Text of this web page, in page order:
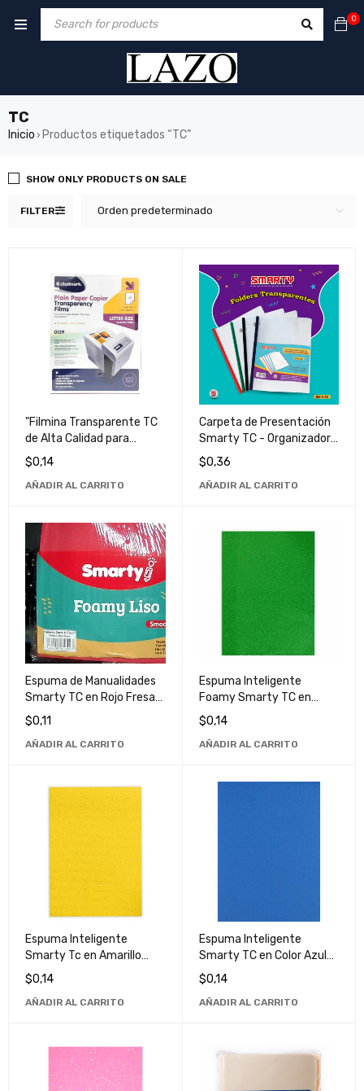
0
TC
Inicio › Productos etiquetados “TC”
FILTER Orden predeterminado
SHOW ONLY PRODUCTS ON SALE
"Filmina Transparente TC
de Alta Calidad para
Presentaciones
Profesionales"
$0,14
AÑADIR AL CARRITO
Carpeta de Presentación
Smarty TC - Organizador
de Documentos de Alta
Calidad
$0,36
AÑADIR AL CARRITO
Espuma de Manualidades
Smarty TC en Rojo Fresa
Liso - Material Escolar y de
Arte
$0,11
AÑADIR AL CARRITO
Espuma Inteligente
Foamy Smarty TC en
Color Verde Bandera -
Producto Ecológico y
Seguro
$0,14
AÑADIR AL CARRITO
Espuma Inteligente
Smarty Tc en Amarillo
Canari - Producto de Alta
Calidad
$0,14
AÑADIR AL CARRITO
Espuma Inteligente
Smarty TC en Color Azul
Rey - Ideal para Confort y
Soporte
$0,14
AÑADIR AL CARRITO